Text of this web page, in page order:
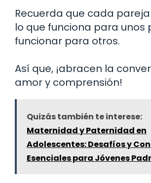
Recuerda que cada
lo que funciona para unos
funcionar para otros.
Así que, ¡abracen la
amor y comprensión!
Quizás también te interese:
Maternidad y Paternidad en
Adolescentes: Desafíos y
Esenciales para Jóvenes